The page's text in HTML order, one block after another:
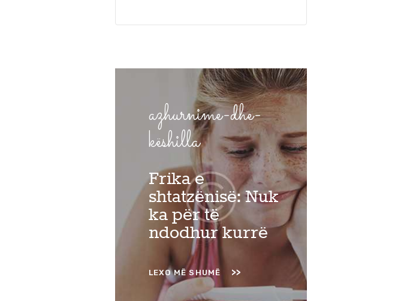
azhurnime-dhe-
këshilla
Frika e
shtatzënisë: Nuk
ka për të
ndodhur kurrë
LEXO MË SHUMË